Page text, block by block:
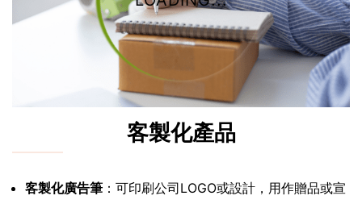
客製化產品
客製化廣告筆 ：可印刷公司LOGO或設計，用作贈品或宣